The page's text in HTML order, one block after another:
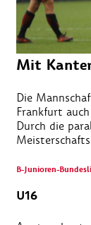
Mit
Die
Frankfurt
Durch die
B-Junioren-
U16